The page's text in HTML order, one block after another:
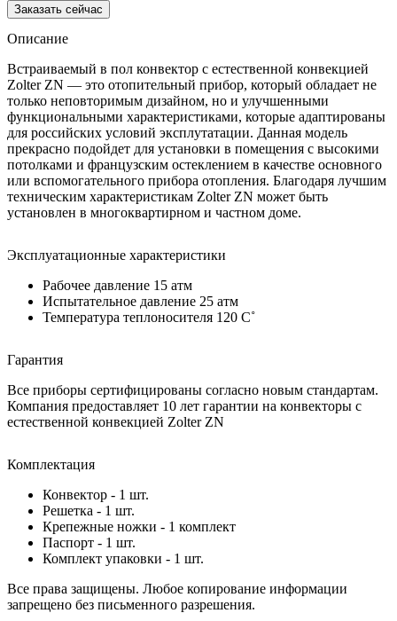
Заказать сейчас
Описание
Встраиваемый в пол конвектор с естественной конвекцией
Zolter ZN — это отопительный прибор, который обладает не
только неповторимым дизайном, но и улучшенными
функциональными характеристиками, которые адаптированы
для российских условий эксплутатации. Данная модель
прекрасно подойдет для установки в помещения с высокими
потолками и французским остеклением в качестве основного
или вспомогательного прибора отопления. Благодаря лучшим
техническим характеристикам Zolter ZN может быть
установлен в многоквартирном и частном доме.
Эксплуатационные характеристики
Рабочее давление 15 атм
Испытательное давление 25 атм
Температура теплоносителя 120 C˚
Гарантия
Все приборы сертифицированы согласно новым стандартам.
Компания предоставляет 10 лет гарантии на конвекторы с
естественной конвекцией Zolter ZN
Комплектация
Конвектор - 1 шт.
Решетка - 1 шт.
Крепежные ножки - 1 комплект
Паспорт - 1 шт.
Комплект упаковки - 1 шт.
Все права защищены. Любое копирование информации
запрещено без письменного разрешения.